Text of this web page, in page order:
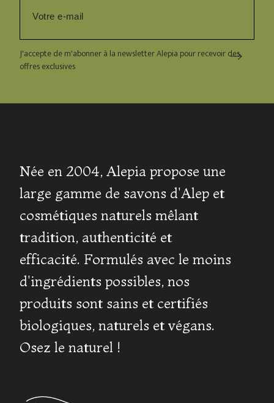
J'accepte de m'abonner à la newsletter Alepia pour recevoir des
offres exclusives
Née en 2004, Alepia propose une
large gamme de savons d'Alep et
cosmétiques naturels mêlant
tradition, authenticité et
efficacité. Formulés avec le moins
d'ingrédients possibles, nos
produits sont sains et certifiés
biologiques, naturels et végans.
Osez le naturel !